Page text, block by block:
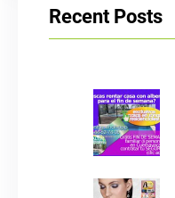
Recent Posts